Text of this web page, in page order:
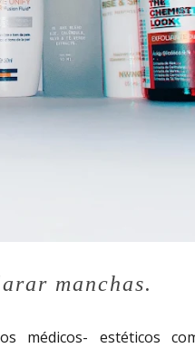
manchas.
médicos- estéticos